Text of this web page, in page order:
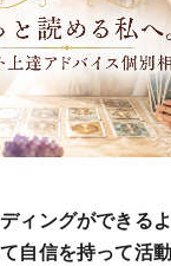
ィングができる
自信を持って活